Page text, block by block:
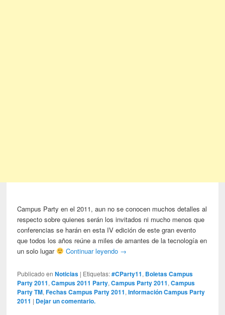
Campus Party en el 2011, aun no se conocen muchos detalles al
respecto sobre quienes serán los invitados ni mucho menos que
conferencias se harán en esta IV edición de este gran evento
que todos los años reúne a miles de amantes de la tecnología en
un solo lugar
Continuar leyendo →
Publicado en Noticias | Etiquetas: #CParty11, Boletas Campus
Party 2011,Campus 2011 Party,Campus Party 2011,Campus
Party TM,Fechas Campus Party 2011,Información Campus Party
2011 | Dejar un comentario.